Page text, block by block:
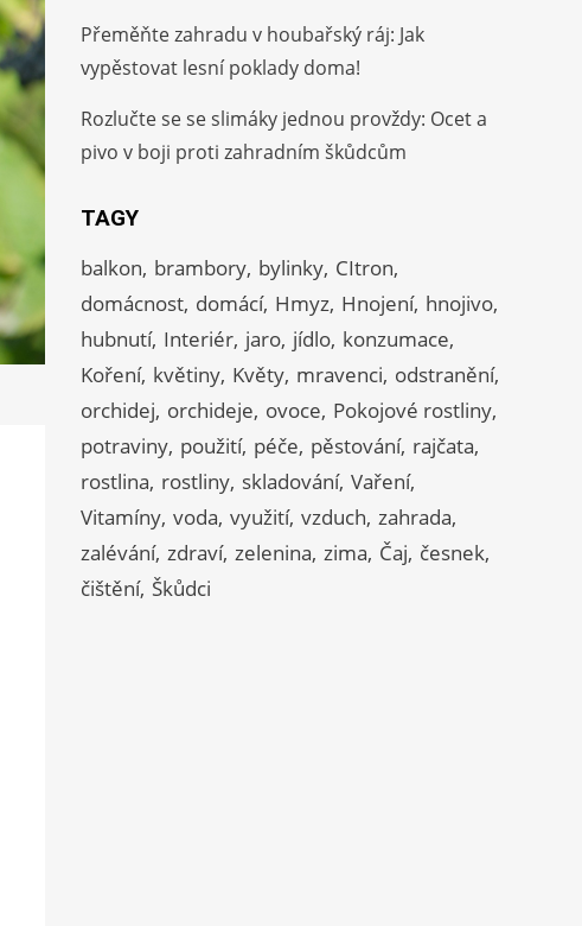
Přeměňte zahradu v houbařský ráj: Jak
vypěstovat lesní poklady doma!
Rozlučte se se slimáky jednou provždy: Ocet a
pivo v boji proti zahradním škůdcům
TAGY
balkon brambory bylinky CItron
domácnost domácí Hmyz Hnojení hnojivo
hubnutí Interiér jaro jídlo konzumace
Koření květiny Květy mravenci odstranění
orchidej orchideje ovoce Pokojové rostliny
potraviny použití péče pěstování rajčata
rostlina rostliny skladování Vaření
Vitamíny voda využití vzduch zahrada
zalévání zdraví zelenina zima Čaj česnek
čištění Škůdci